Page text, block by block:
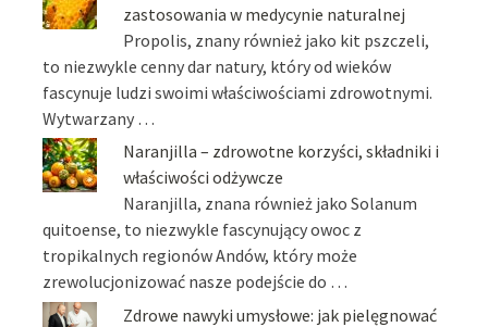
zastosowania w medycynie naturalnej
Propolis, znany również jako kit pszczeli,
to niezwykle cenny dar natury, który od wieków
fascynuje ludzi swoimi właściwościami zdrowotnymi.
Wytwarzany …
Naranjilla – zdrowotne korzyści, składniki i
właściwości odżywcze
Naranjilla, znana również jako Solanum
quitoense, to niezwykle fascynujący owoc z
tropikalnych regionów Andów, który może
zrewolucjonizować nasze podejście do …
Zdrowe nawyki umysłowe: jak pielęgnować